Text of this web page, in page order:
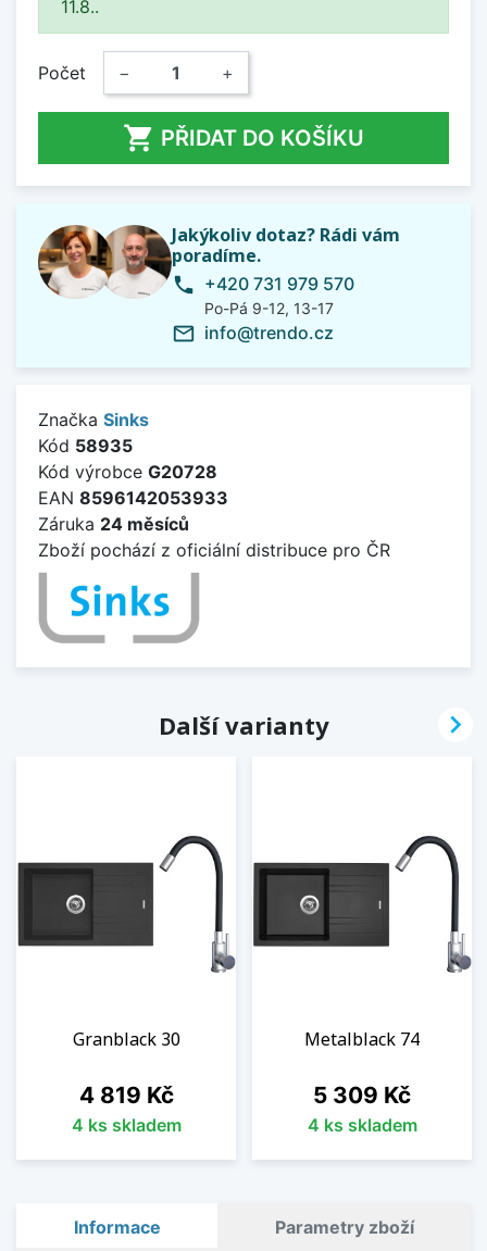
11.8..
Počet − +
 PŘIDAT DO KOŠÍKU
Jakýkoliv dotaz? Rádi vám
poradíme.
phone +420 731 979 570
Po-Pá 9-12, 13-17
mail_outline info@trendo.cz
Značka Sinks
Kód 58935
Kód výrobce G20728
EAN 8596142053933
Záruka 24 měsíců
Zboží pochází z oficiální distribuce pro ČR
Další varianty
Granblack 30
Cena
4 819 Kč
4 ks skladem
Metalblack 74
Cena
5 309 Kč
4 ks skladem

Informace Parametry zboží